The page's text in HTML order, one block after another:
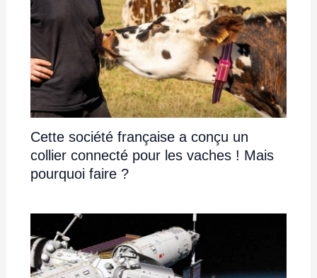
Cette société française a conçu un
collier connecté pour les vaches ! Mais
pourquoi faire ?